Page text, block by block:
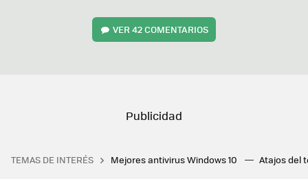
VER42 COMENTARIOS
TEMAS DE INTERÉS Mejores antivirus Windows 10 Atajos del